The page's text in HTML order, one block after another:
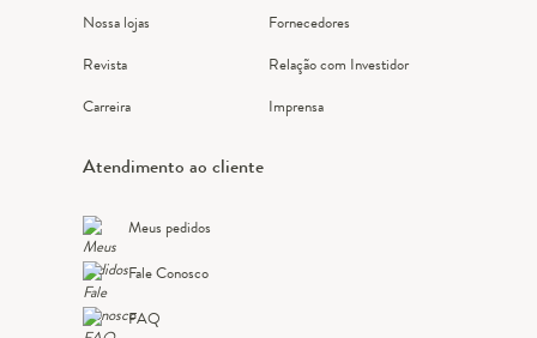
Nossa lojas
Revista
Carreira
Fornecedores
Relação com Investidor
Imprensa
Atendimento ao cliente
Meus pedidos
Fale Conosco
FAQ